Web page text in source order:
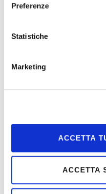
Preferenze
Statistiche
Marketing
ACCETTA
ACCETTA
Un concetto che va oltre
inclusione, spesso il
architettoniche. In realtà,